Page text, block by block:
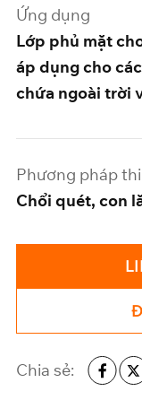
Ứng dụng
Lớp phủ mặt
áp dụng cho
chứa ngoài trời
Phương pháp
Chổi quét, con
Chia sẻ: